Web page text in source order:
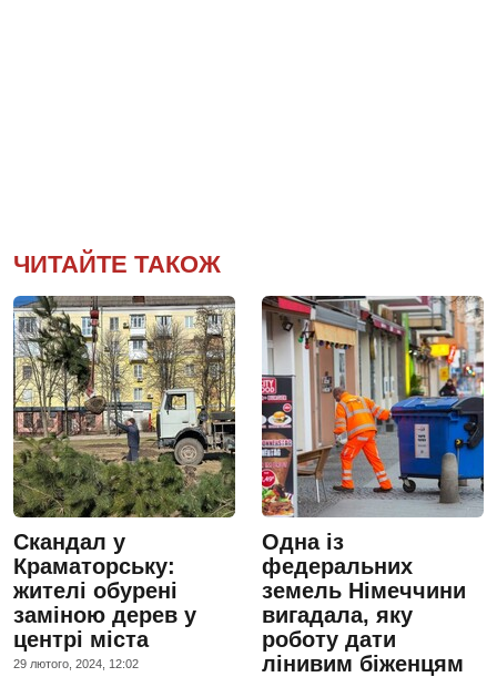
ЧИТАЙТЕ ТАКОЖ
Скандал у
Краматорську:
жителі обурені
заміною дерев у
центрі міста
29 лютого, 2024, 12:02
Одна із
федеральних
земель Німеччини
вигадала, яку
роботу дати
лінивим біженцям